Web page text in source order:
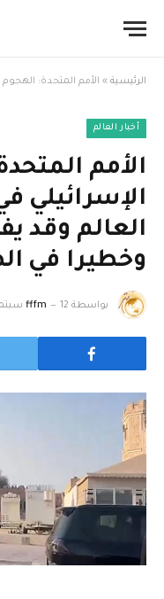
الرئيسية » الأمم المتحدة: الهجوم
أخبار العالم
الأمم
الإسرائيلي
العالم وقد
وخطيرا في
بواسطة fffm 12 سبتمبر، 2025